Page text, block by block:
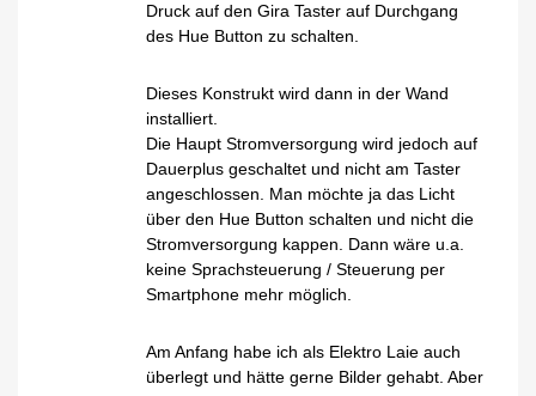
Druck auf den Gira Taster auf Durchgang
des Hue Button zu schalten.
Dieses Konstrukt wird dann in der Wand
installiert.
Die Haupt Stromversorgung wird jedoch auf
Dauerplus geschaltet und nicht am Taster
angeschlossen. Man möchte ja das Licht
über den Hue Button schalten und nicht die
Stromversorgung kappen. Dann wäre u.a.
keine Sprachsteuerung / Steuerung per
Smartphone mehr möglich.
Am Anfang habe ich als Elektro Laie auch
überlegt und hätte gerne Bilder gehabt. Aber